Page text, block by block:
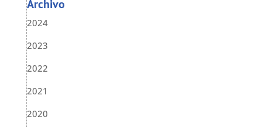
Archivo
2024
2023
2022
2021
2020